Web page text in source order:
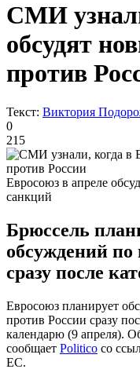
СМИ
обсудят
против
Текст: Виктория
0
215
Евросоюз в апреле
санкций
Брюссель
обсуждений
сразу после
Евросоюз планирует
против России сразу
календарю (9 апреля).
сообщает Politico со
ЕС.